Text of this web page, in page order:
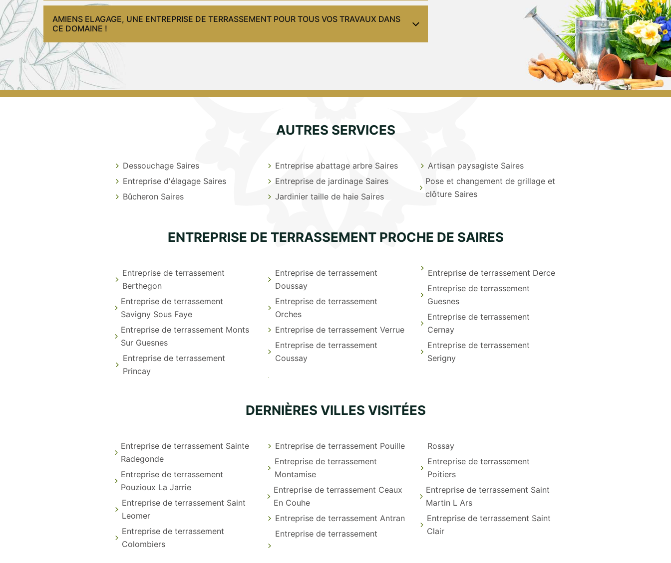
AMIENS ELAGAGE, UNE ENTREPRISE DE TERRASSEMENT POUR TOUS VOS TRAVAUX DANS
CE DOMAINE !
AUTRES SERVICES
Dessouchage Saires
Entreprise d'élagage Saires
Bûcheron Saires
Entreprise abattage arbre Saires
Entreprise de jardinage Saires
Jardinier taille de haie Saires
Artisan paysagiste Saires
Pose et changement de grillage et
clôture Saires
ENTREPRISE DE TERRASSEMENT PROCHE DE SAIRES
Entreprise de terrassement
Berthegon
Entreprise de terrassement
Savigny Sous Faye
Entreprise de terrassement Monts
Sur Guesnes
Entreprise de terrassement
Princay
Entreprise de terrassement
Doussay
Entreprise de terrassement
Orches
Entreprise de terrassement Verrue
Entreprise de terrassement
Coussay
Entreprise de terrassement Derce
Entreprise de terrassement
Guesnes
Entreprise de terrassement
Cernay
Entreprise de terrassement
Serigny
DERNIÈRES VILLES VISITÉES
Entreprise de terrassement Sainte
Radegonde
Entreprise de terrassement
Pouzioux La Jarrie
Entreprise de terrassement Saint
Leomer
Entreprise de terrassement
Colombiers
Entreprise de terrassement Pouille
Entreprise de terrassement
Montamise
Entreprise de terrassement Ceaux
En Couhe
Entreprise de terrassement Antran
Entreprise de terrassement
Rossay
Entreprise de terrassement
Poitiers
Entreprise de terrassement Saint
Martin L Ars
Entreprise de terrassement Saint
Clair